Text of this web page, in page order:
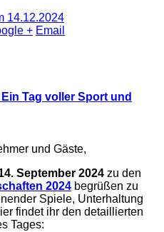
14.12.2024
+ Email
Tag voller Sport und
und Gäste,
September 2024 zu den
2024 begrüßen zu
Spiele, Unterhaltung
findet ihr den detaillierten
Tages: